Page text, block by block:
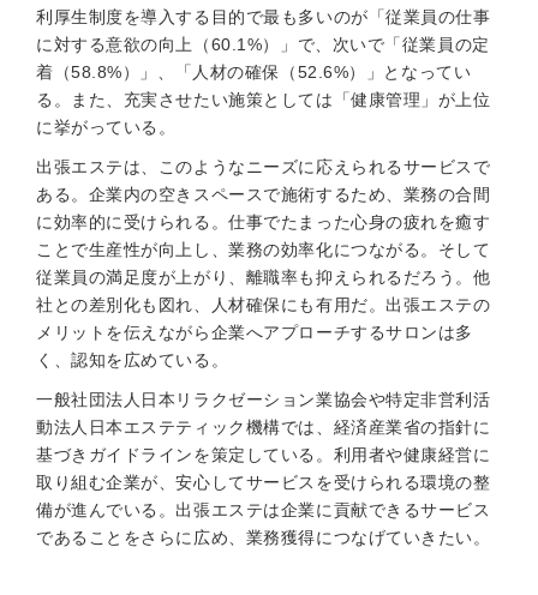
利厚生制度を導入する目的で最も多いのが「従業員の仕事
に対する意欲の向上（60.1%）」で、次いで「従業員の定
着（58.8%）」、「人材の確保（52.6%）」となってい
る。また、充実させたい施策としては「健康管理」が上位
に挙がっている。
出張エステは、このようなニーズに応えられるサービスで
ある。企業内の空きスペースで施術するため、業務の合間
に効率的に受けられる。仕事でたまった心身の疲れを癒す
ことで生産性が向上し、業務の効率化につながる。そして
従業員の満足度が上がり、離職率も抑えられるだろう。他
社との差別化も図れ、人材確保にも有用だ。出張エステの
メリットを伝えながら企業へアプローチするサロンは多
く、認知を広めている。
一般社団法人日本リラクゼーション業協会や特定非営利活
動法人日本エステティック機構では、経済産業省の指針に
基づきガイドラインを策定している。利用者や健康経営に
取り組む企業が、安心してサービスを受けられる環境の整
備が進んでいる。出張エステは企業に貢献できるサービス
であることをさらに広め、業務獲得につなげていきたい。